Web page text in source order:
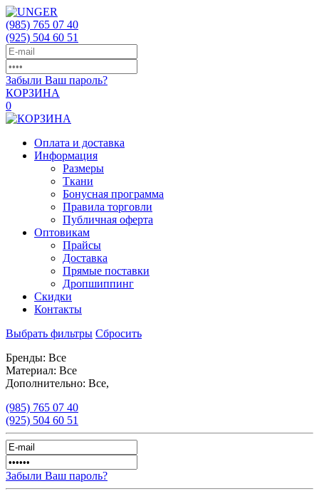
(985) 765 07 40
(925) 504 60 51
Забыли Ваш пароль?
КОРЗИНА
0
Оплата и доставка
Информация
Размеры
Ткани
Бонусная программа
Правила торговли
Публичная оферта
Оптовикам
Прайсы
Доставка
Прямые поставки
Дропшиппинг
Скидки
Контакты
Выбрать фильтры Сбросить
Бренды: Все
Материал: Все
Дополнительно: Все,
(985) 765 07 40
(925) 504 60 51
Забыли Ваш пароль?